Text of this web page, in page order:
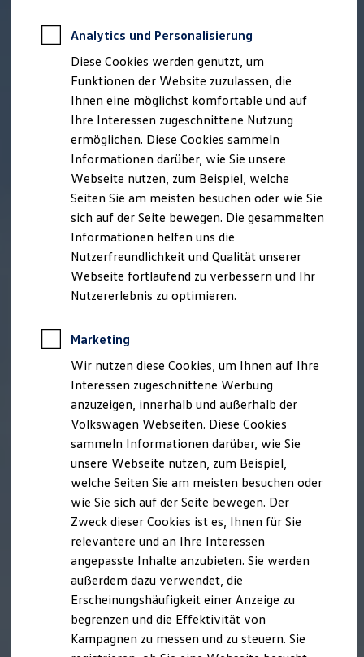
Bewerbungstipps
Eine Absage - was nun?
Anreise zu Interview oder AC
Kontakt und Hilfe
Barrierefrei bewerben
Triff unsere Recruiter
Events
Analytics und Personalisierung
Diese Cookies werden genutzt, um
Funktionen der Website zuzulassen, die
Ihnen eine möglichst komfortable und auf
Ihre Interessen zugeschnittene Nutzung
ermöglichen. Diese Cookies sammeln
Informationen darüber, wie Sie unsere
Webseite nutzen, zum Beispiel, welche
Seiten Sie am meisten besuchen oder wie Sie
sich auf der Seite bewegen. Die gesammelten
Informationen helfen uns die
Nutzerfreundlichkeit und Qualität unserer
Webseite fortlaufend zu verbessern und Ihr
Nutzererlebnis zu optimieren.
Marketing
Wir nutzen diese Cookies, um Ihnen auf Ihre
Interessen zugeschnittene Werbung
anzuzeigen, innerhalb und außerhalb der
Volkswagen Webseiten. Diese Cookies
sammeln Informationen darüber, wie Sie
unsere Webseite nutzen, zum Beispiel,
welche Seiten Sie am meisten besuchen oder
wie Sie sich auf der Seite bewegen. Der
Zweck dieser Cookies ist es, Ihnen für Sie
relevantere und an Ihre Interessen
angepasste Inhalte anzubieten. Sie werden
außerdem dazu verwendet, die
Erscheinungshäufigkeit einer Anzeige zu
begrenzen und die Effektivität von
Kampagnen zu messen und zu steuern. Sie